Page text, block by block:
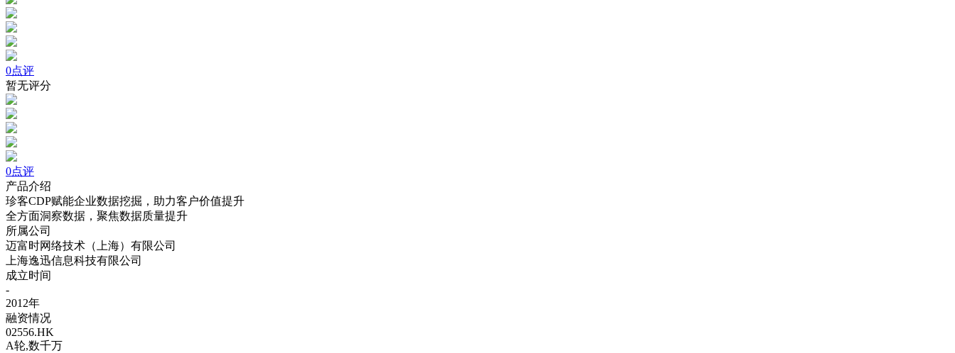
0点评
暂无评分
0点评
产品介绍
珍客CDP赋能企业数据挖掘，助力客户价值提升
全方面洞察数据，聚焦数据质量提升
所属公司
迈富时网络技术（上海）有限公司
上海逸迅信息科技有限公司
成立时间
-
2012年
融资情况
02556.HK
A轮,数千万